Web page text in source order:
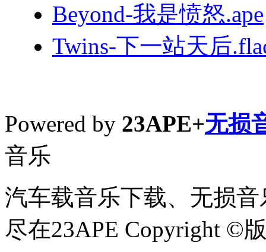
Beyond-我是愤怒.ape
Twins-下一站天后
Powered by 23APE+无损
音乐
汽车载音乐下载、无损
尽在23APE Copyright ©